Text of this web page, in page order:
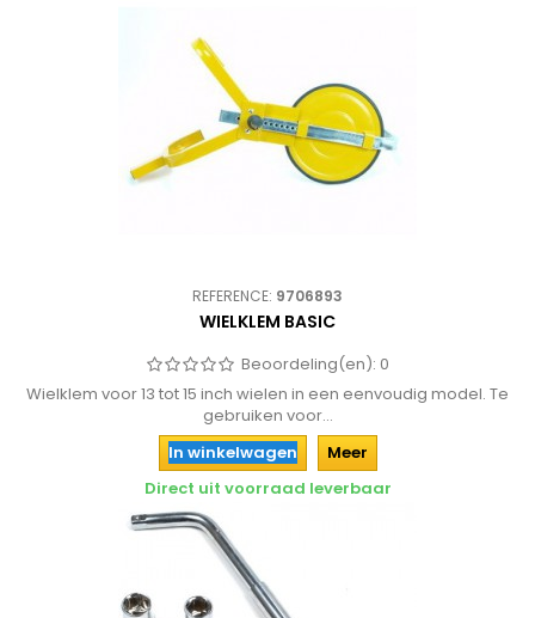
REFERENCE: 9706893
WIELKLEM BASIC
Beoordeling(en): 0
Wielklem voor 13 tot 15 inch wielen in een eenvoudig model. Te
gebruiken voor...
In winkelwagen
Meer
Direct uit voorraad leverbaar